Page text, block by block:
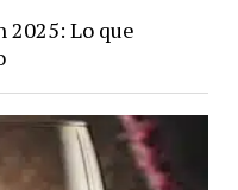
Lo que